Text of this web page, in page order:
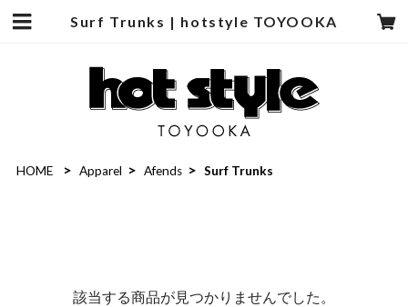
Surf Trunks | hotstyle TOYOOKA
HOME Apparel Afends Surf Trunks
該当する商品が見つかりませんでした。